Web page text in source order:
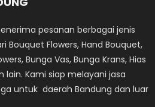
pesanan berbagai jenis
Bouquet Flowers, Hand Bouquet,
Bunga Vas, Bunga Krans, Hias
lain. Kami siap melayani jasa
untuk daerah Bandung dan luar